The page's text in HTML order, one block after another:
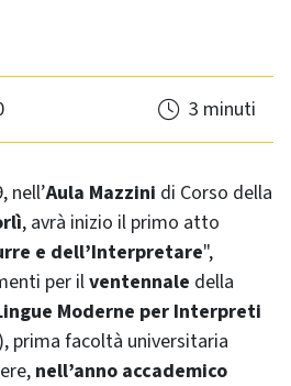
3 minuti
nell’Aula Mazzini di Corso della
, avrà inizio il primo atto
e dell’Interpretare",
per ilventennale della
Moderne per Interpreti
prima facoltà universitaria
nell’anno accademico